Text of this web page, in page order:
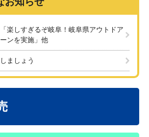
楽しすぎるぞ岐阜！岐阜県アウトドア
ンを実施」他
ましょう